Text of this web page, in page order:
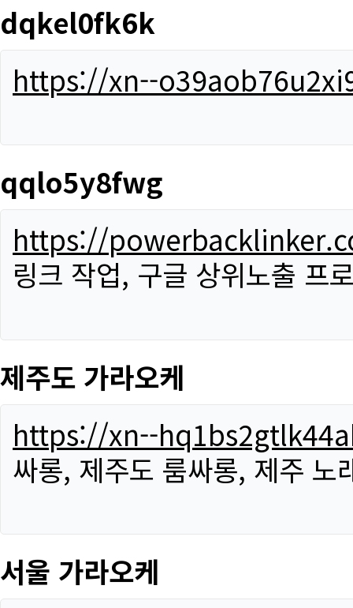
dqkel0fk6k
https://xn--
qqlo5y8fwg
https://
링크 작업, 구글 상위노출 프
제주도 가라오케
https://xn--
싸롱, 제주도 룸싸롱, 제주 노
서울 가라오케